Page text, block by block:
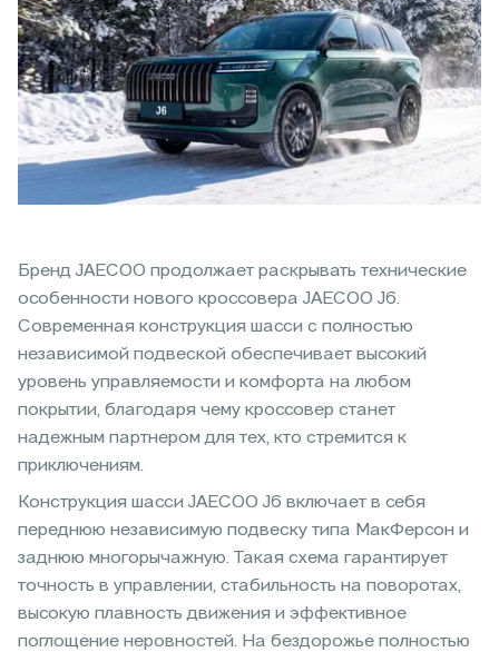
Бренд JAECOO продолжает раскрывать технические
особенности нового кроссовера JAECOO J6.
Современная конструкция шасси с полностью
независимой подвеской обеспечивает высокий
уровень управляемости и комфорта на любом
покрытии, благодаря чему кроссовер станет
надежным партнером для тех, кто стремится к
приключениям.
Конструкция шасси JAECOO J6 включает в себя
переднюю независимую подвеску типа МакФерсон и
заднюю многорычажную. Такая схема гарантирует
точность в управлении, стабильность на поворотах,
высокую плавность движения и эффективное
поглощение неровностей. На бездорожье полностью